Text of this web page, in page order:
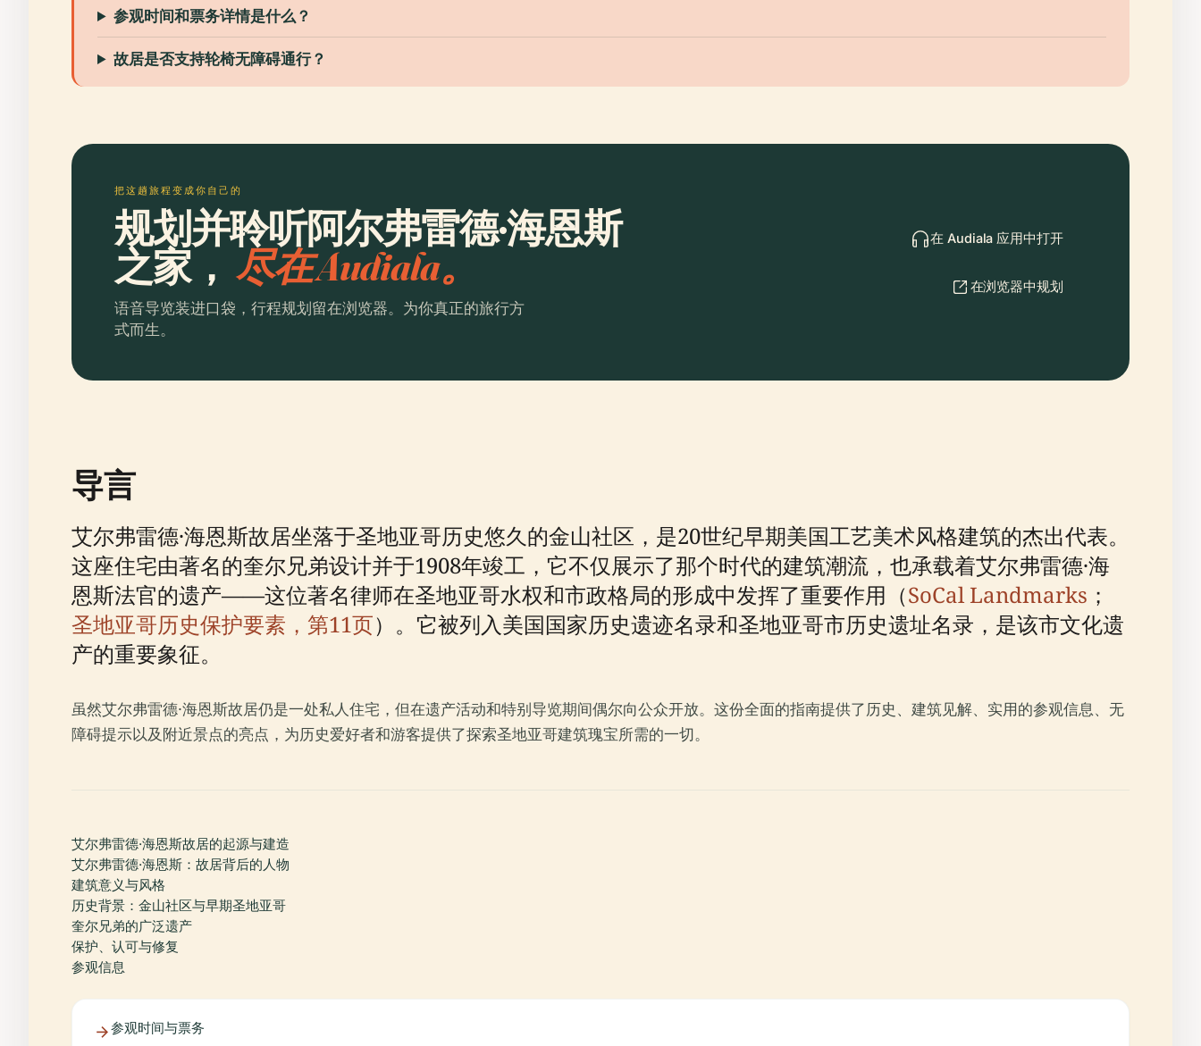
参观时间和票务详情是什么？
故居是否支持轮椅无障碍通行？
把这趟旅程变成你自己的
规划并聆听阿尔弗雷德·海恩斯
之家， 尽在 Audiala。
语音导览装进口袋，行程规划留在浏览器。为你真正的旅行方
式而生。
在 Audiala 应用中打开
在浏览器中规划
导言
艾尔弗雷德·海恩斯故居坐落于圣地亚哥历史悠久的金山社区，是20世纪早期美国工艺美术风格建筑的杰出代表。
这座住宅由著名的奎尔兄弟设计并于1908年竣工，它不仅展示了那个时代的建筑潮流，也承载着艾尔弗雷德·海
恩斯法官的遗产——这位著名律师在圣地亚哥水权和市政格局的形成中发挥了重要作用（SoCal Landmarks ；
圣地亚哥历史保护要素，第11页）。它被列入美国国家历史遗迹名录和圣地亚哥市历史遗址名录，是该市文化遗
产的重要象征。
虽然艾尔弗雷德·海恩斯故居仍是一处私人住宅，但在遗产活动和特别导览期间偶尔向公众开放。这份全面的指南提供了历史、建筑见解、实用的参观信息、无
障碍提示以及附近景点的亮点，为历史爱好者和游客提供了探索圣地亚哥建筑瑰宝所需的一切。
艾尔弗雷德·海恩斯故居的起源与建造
艾尔弗雷德·海恩斯：故居背后的人物
建筑意义与风格
历史背景：金山社区与早期圣地亚哥
奎尔兄弟的广泛遗产
保护、认可与修复
参观信息
参观时间与票务